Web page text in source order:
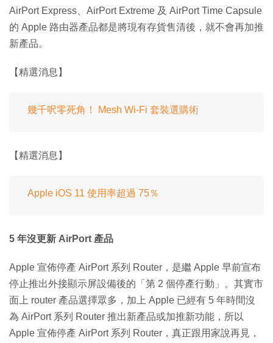
AirPort Express、AirPort Extreme 及 AirPort Time Capsule
的 Apple 路由器產品都是將現有存貨售清後，就不會再加推
新產品。
【精選消息】
幾千呎零死角！ Mesh Wi-Fi 套裝選購術
【精選消息】
Apple iOS 11 使用率超過 75％
5 年沒更新 AirPort 產品
Apple 宣佈停產 AirPort 系列 Router，是繼 Apple 早前宣布
停止推出外接顯示屏設備後的「第 2 個停產行動」。其實市
面上 router 產品選擇眾多，加上 Apple 已經有 5 年時間沒
為 AirPort 系列 Router 推出新產品或加推新功能，所以
Apple 宣佈停產 AirPort 系列 Router，真正跟用家說再見，